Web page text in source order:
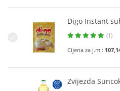
Digo Instant
(1)
Cijena za j.m.:
Zvijezda